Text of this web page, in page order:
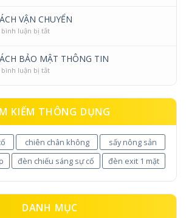
bảo
hành
phẩm
VẬN CHUYỂN
bình luận bị tắtở
vận
chuyển
BẢO MẬT THÔNG TIN
bình luận bị tắtở
bảo
mật
KIẾM THÔNG DỤNG
chiên chân không
sấy nông sản
đèn chiếu sáng sự cố đèn exit 1 mặt
DANH MỤC